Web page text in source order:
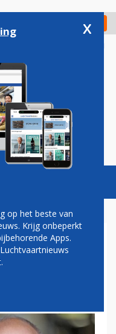
Check in
Vacatures
IN
x
op het beste van
Krijg onbeperkt
Apps.